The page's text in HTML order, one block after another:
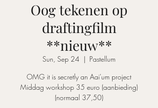
Oog tekenen op
draftingfilm
**nieuw**
Sun, Sep 24
  |
Pastellum
OMG it is secretly an Aai'um project
Middag workshop 35 euro (aanbieding)
(normaal 37,50)